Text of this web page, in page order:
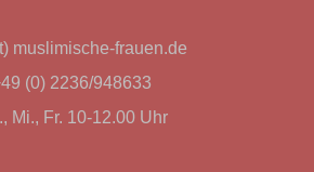
muslimische-frauen.de
(0) 2236/948633
Mi., Fr. 10-12.00 Uhr